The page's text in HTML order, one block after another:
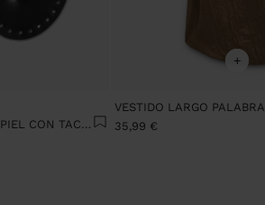
SANDALIAS PLANAS DE PIEL CON TACHUELAS
+
35,99 €